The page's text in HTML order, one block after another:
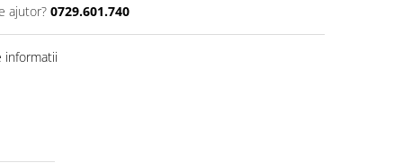
ajutor? 0729.601.740
informatii